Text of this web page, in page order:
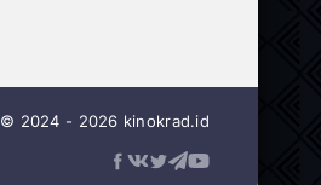
© 2024 - 2026 kinokrad.id